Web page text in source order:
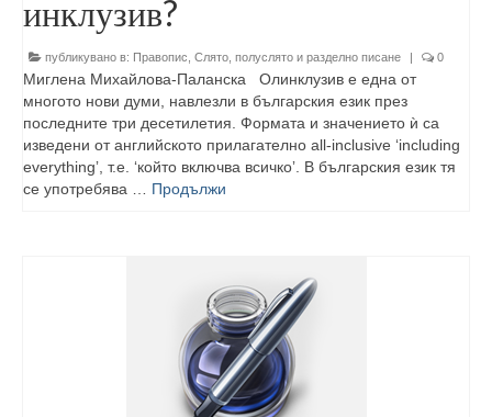
инклузив?
публикувано в: Правопис Слято, полуслято и разделно писане | 0
Миглена Михайлова-Паланска Олинклузив е една от
многото нови думи, навлезли в българския език през
последните три десетилетия. Формата и значението ѝ са
изведени от английското прилагателно all-inclusive ʻincluding
everythingʼ, т.е. ʻкойто включва всичкоʼ. В българския език тя
се употребява … Продължи